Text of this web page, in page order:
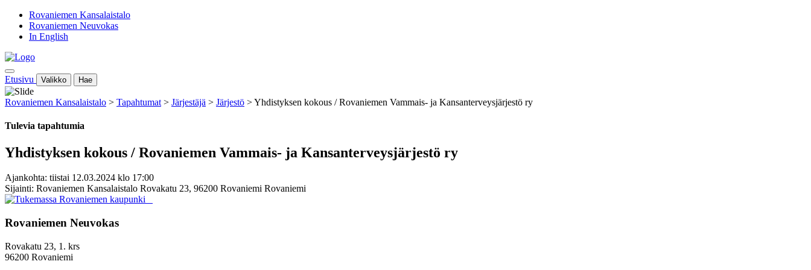
Rovaniemen Kansalaistalo
Rovaniemen Neuvokas
In English
Etusivu Valikko Hae
Rovaniemen Kansalaistalo > Tapahtumat > Järjestäjä > Järjestö >Yhdistyksen kokous / Rovaniemen Vammais- ja Kansanterveysjärjestö ry
Tulevia tapahtumia
Yhdistyksen kokous / Rovaniemen Vammais- ja Kansanterveysjärjestö ry
Ajankohta: tiistai 12.03.2024 klo 17:00
Sijainti: Rovaniemen Kansalaistalo Rovakatu 23, 96200 Rovaniemi Rovaniemi
Rovaniemen Neuvokas
Rovakatu 23, 1. krs
96200 Rovaniemi